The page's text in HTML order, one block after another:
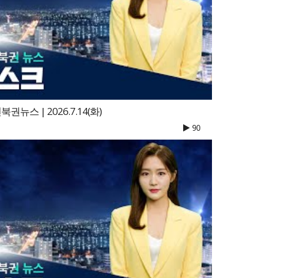
권뉴스 | 2026.7.14(화)
90